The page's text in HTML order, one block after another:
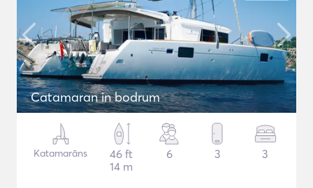
Catamaran in bodrum
Katamarāns
46 ft
14 m
6 3 3